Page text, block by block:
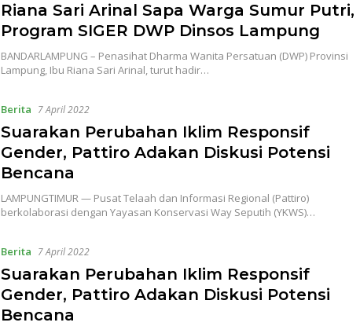
Riana Sari Arinal Sapa Warga Sumur Putri,
Program SIGER DWP Dinsos Lampung
BANDARLAMPUNG – Penasihat Dharma Wanita Persatuan (DWP) Provinsi
Lampung, Ibu Riana Sari Arinal, turut hadir…
Berita 7 April 2022
Suarakan Perubahan Iklim Responsif
Gender, Pattiro Adakan Diskusi Potensi
Bencana
LAMPUNGTIMUR — Pusat Telaah dan Informasi Regional (Pattiro)
berkolaborasi dengan Yayasan Konservasi Way Seputih (YKWS)…
Berita 7 April 2022
Suarakan Perubahan Iklim Responsif
Gender, Pattiro Adakan Diskusi Potensi
Bencana